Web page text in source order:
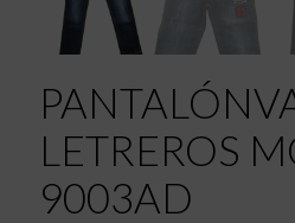
LETREROS
9003AD